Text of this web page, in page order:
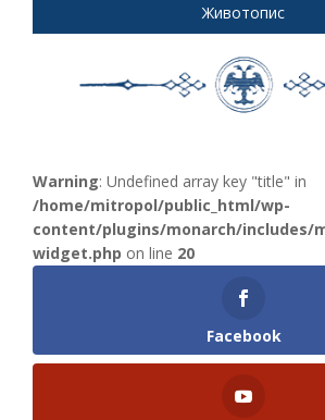
Животопис
Warning: Undefined array key "title" in
/home/mitropol/public_html/wp-
content/plugins/monarch/includes/
widget.php on line 20
Facebook